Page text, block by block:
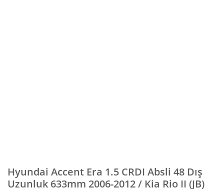
Hyundai Accent Era 1.5 CRDI Absli 48 Dış
Uzunluk 633mm 2006-2012 / Kia Rio II (JB)